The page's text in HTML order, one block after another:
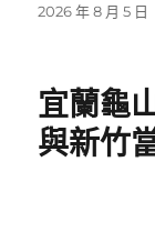
發
2026 年 8 月 5 日
宜蘭龜
與新竹